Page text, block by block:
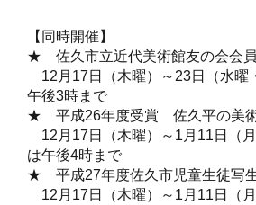
【同時開催】
★ 佐久市立近代美術館友の会会
12月17日（木曜）～23日（水
午後3時まで
★ 平成26年度受賞 佐久平の美
12月17日（木曜）～1月11日（
は午後4時まで
★ 平成27年度佐久市児童生徒写
12月17日（木曜）～1月11日（月